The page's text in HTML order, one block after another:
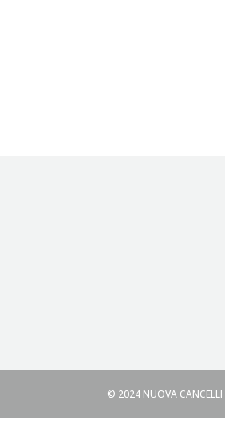
© 2024 NUOVA